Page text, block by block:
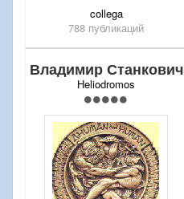
collega
788 публикаций
Владимир Станкович
Heliodromos